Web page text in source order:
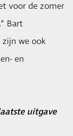
voor de zomer
Bart
zijn we ook
en
uitgave